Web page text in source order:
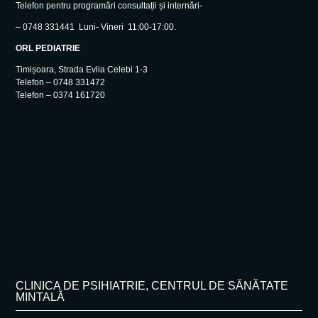
Telefon pentru programări consultații și internări-
– 0748 331441 Luni- Vineri 11:00-17:00.
ORL PEDIATRIE
Timișoara, Strada Evlia Celebi 1-3
Telefon – 0748 331472
Telefon – 0374 161720
CLINICA DE PSIHIATRIE, CENTRUL DE SĂNĂTATE
MINTALĂ